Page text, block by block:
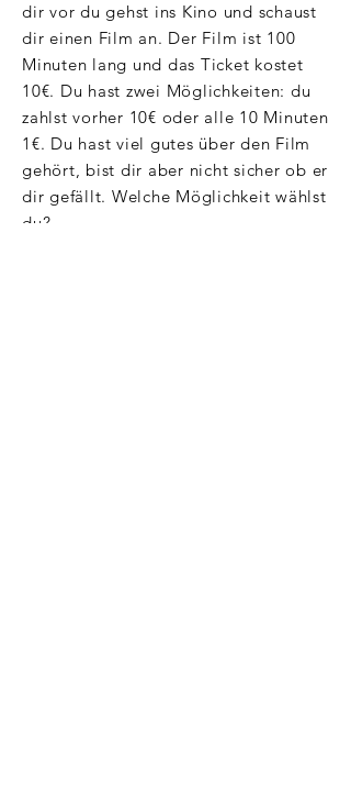
dir vor du gehst ins Kino und schaust
dir einen Film an. Der Film ist 100
Minuten lang und das Ticket kostet
10€. Du hast zwei Möglichkeiten: du
zahlst vorher 10€ oder alle 10 Minuten
1€. Du hast viel gutes über den Film
gehört, bist dir aber nicht sicher ob er
dir gefällt. Welche Möglichkeit wählst
du?